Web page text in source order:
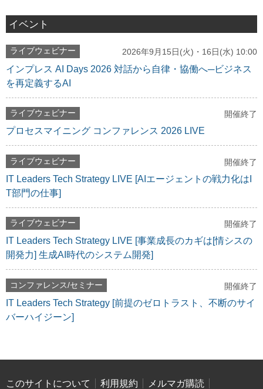
イベント
ライブウェビナー 2026年9月15日(火)・16日(水) 10:00
インプレス AI Days 2026 対話から自律・協働へ─ビジネス
を再定義するAI
ライブウェビナー 開催終了
プロセスマイニング コンファレンス 2026 LIVE
ライブウェビナー 開催終了
IT Leaders Tech Strategy LIVE [AIエージェントの戦力化はI
T部門の仕事]
ライブウェビナー 開催終了
IT Leaders Tech Strategy LIVE [事業成長のカギは[情シスの
開発力] 生成AI時代のシステム開発]
コンファレンス/セミナー 開催終了
IT Leaders Tech Strategy [前提のゼロトラスト、不断のサイ
バーハイジーン]
このサイトについて 利用規約
メルマガ購読